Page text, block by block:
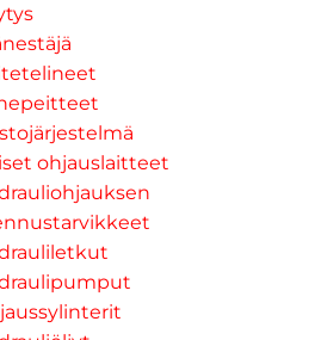
ohjauslaitteet